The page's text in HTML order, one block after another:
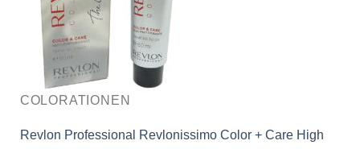
COLORATIONEN
Revlon Professional Revlonissimo Color + Care High